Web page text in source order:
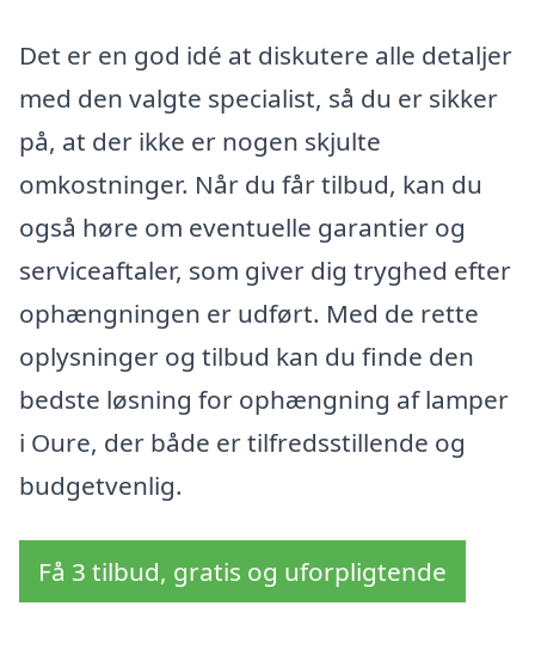
Det er en god idé at diskutere alle detaljer
med den valgte specialist, så du er sikker
på, at der ikke er nogen skjulte
omkostninger. Når du får tilbud, kan du
også høre om eventuelle garantier og
serviceaftaler, som giver dig tryghed efter
ophængningen er udført. Med de rette
oplysninger og tilbud kan du finde den
bedste løsning for ophængning af lamper
i Oure, der både er tilfredsstillende og
budgetvenlig.
Få 3 tilbud, gratis og uforpligtende